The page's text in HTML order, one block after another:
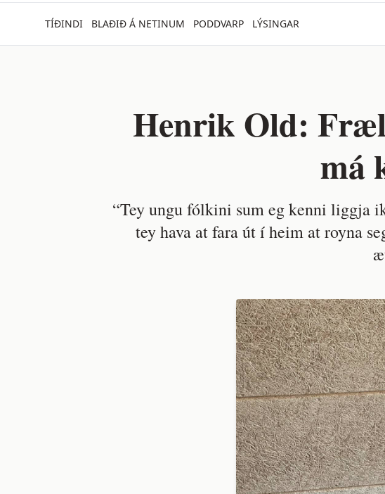
TÍÐINDI BLAÐIÐ Á NETINUM PODDVARP LÝSINGAR
Henrik Old:
má
“Tey ungu fólkini sum eg kenni liggja
tey hava at fara út í heim at royna